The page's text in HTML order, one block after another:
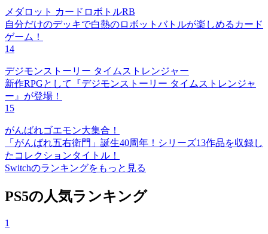
メダロット カードロボトルRB
自分だけのデッキで白熱のロボットバトルが楽しめるカード
ゲーム！
14
デジモンストーリー タイムストレンジャー
新作RPGとして『デジモンストーリー タイムストレンジャ
ー』が登場！
15
がんばれゴエモン大集合！
「がんばれ五右衛門」誕生40周年！シリーズ13作品を収録し
たコレクションタイトル！
Switchのランキングをもっと見る
PS5の人気ランキング
1